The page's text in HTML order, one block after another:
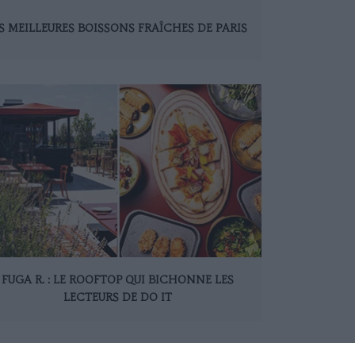
MEILLEURES BOISSONS FRAÎCHES DE PARIS
FUGA R. : LE ROOFTOP QUI BICHONNE LES
LECTEURS DE DO IT